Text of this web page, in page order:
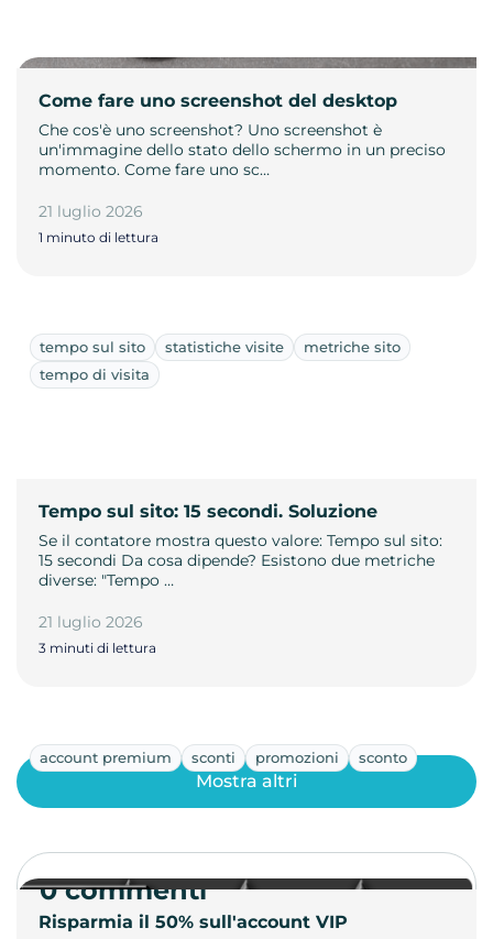
Come fare uno screenshot del desktop
Che cos'è uno screenshot? Uno screenshot è
un'immagine dello stato dello schermo in un preciso
momento. Come fare uno sc…
21 luglio 2026
1 minuto di lettura
tempo sul sito statistiche visite
metriche sito
tempo di visita
Tempo sul sito: 15 secondi. Soluzione
Se il contatore mostra questo valore: Tempo sul sito:
15 secondi Da cosa dipende? Esistono due metriche
diverse: "Tempo …
21 luglio 2026
3 minuti di lettura
account premium sconti promozioni sconto
Risparmia il 50% sull'account VIP
Mostra altri
0 commenti